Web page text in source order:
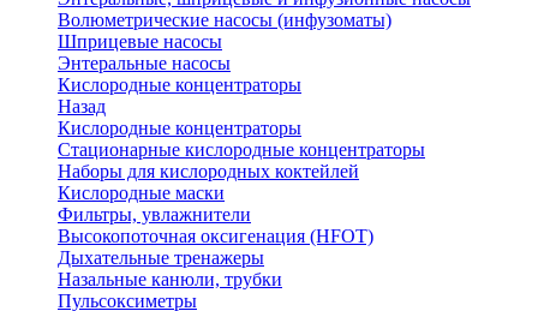
Волюметрические насосы (инфузоматы)
Шприцевые насосы
Энтеральные насосы
Кислородные концентраторы
Назад
Кислородные концентраторы
Стационарные кислородные концентраторы
Наборы для кислородных коктейлей
Кислородные маски
Фильтры, увлажнители
Высокопоточная оксигенация (HFOT)
Дыхательные тренажеры
Назальные канюли, трубки
Пульсоксиметры